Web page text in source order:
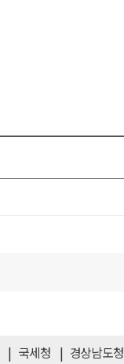
국세청 경상남도청